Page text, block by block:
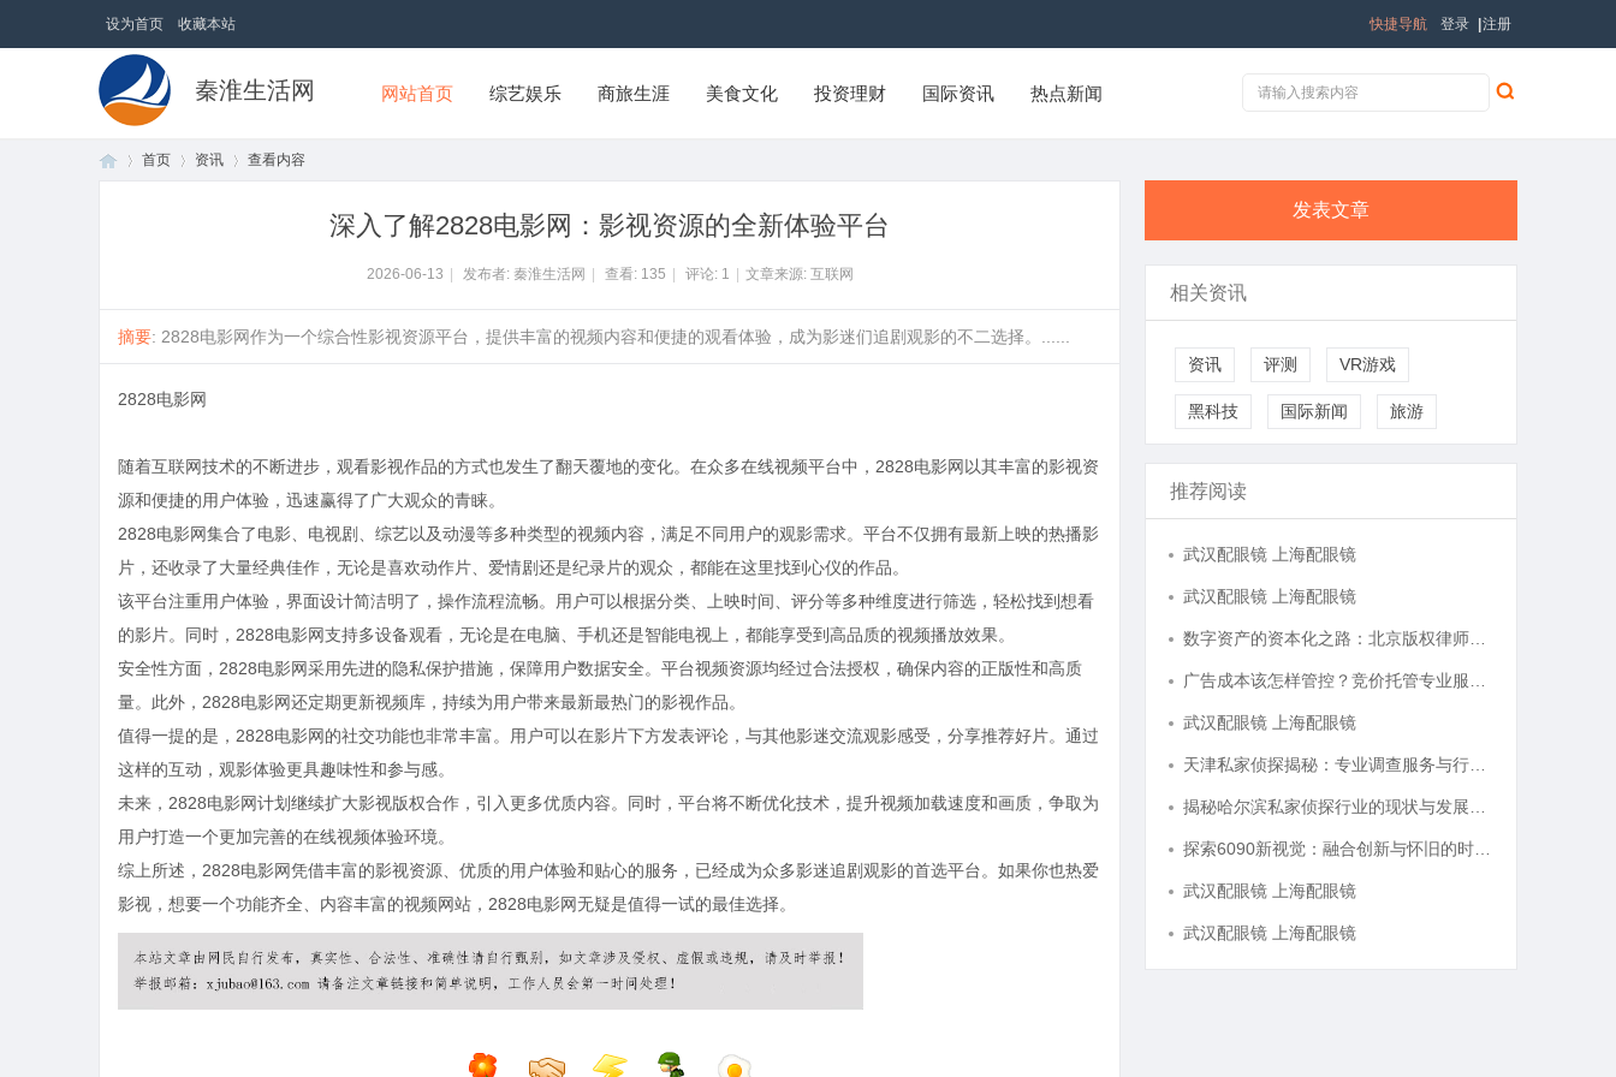
设为首页 收藏本站 登录 注册
快捷导航
秦淮生活网 网站首页 综艺娱乐 商旅生涯 美食文化 投资理财 国际资讯 热点新闻
首页 资讯 查看内容
深入了解2828电影网：影视资源的全新体验平台
2026-06-13 发布者: 秦淮生活网 查看: 135 评论: 1 文章来源: 互联网
摘要: 2828电影网作为一个综合性影视资源平台，提供丰富的视频内容和便捷的观看体验，成为影迷们追剧观影的不二选择。......
2828电影网
随着互联网技术的不断进步，观看影视作品的方式也发生了翻天覆地的变化。在众多在线视频平台中，2828电影网以其丰富的影视资
源和便捷的用户体验，迅速赢得了广大观众的青睐。
2828电影网集合了电影、电视剧、综艺以及动漫等多种类型的视频内容，满足不同用户的观影需求。平台不仅拥有最新上映的热播影
片，还收录了大量经典佳作，无论是喜欢动作片、爱情剧还是纪录片的观众，都能在这里找到心仪的作品。
该平台注重用户体验，界面设计简洁明了，操作流程流畅。用户可以根据分类、上映时间、评分等多种维度进行筛选，轻松找到想看
的影片。同时，2828电影网支持多设备观看，无论是在电脑、手机还是智能电视上，都能享受到高品质的视频播放效果。
安全性方面，2828电影网采用先进的隐私保护措施，保障用户数据安全。平台视频资源均经过合法授权，确保内容的正版性和高质
量。此外，2828电影网还定期更新视频库，持续为用户带来最新最热门的影视作品。
值得一提的是，2828电影网的社交功能也非常丰富。用户可以在影片下方发表评论，与其他影迷交流观影感受，分享推荐好片。通过
这样的互动，观影体验更具趣味性和参与感。
未来，2828电影网计划继续扩大影视版权合作，引入更多优质内容。同时，平台将不断优化技术，提升视频加载速度和画质，争取为
用户打造一个更加完善的在线视频体验环境。
综上所述，2828电影网凭借丰富的影视资源、优质的用户体验和贴心的服务，已经成为众多影迷追剧观影的首选平台。如果你也热爱
影视，想要一个功能齐全、内容丰富的视频网站，2828电影网无疑是值得一试的最佳选择。
发表文章
相关资讯
资讯 评测 VR游戏
黑科技 国际新闻 旅游
推荐阅读
武汉配眼镜 上海配眼镜
武汉配眼镜 上海配眼镜
武汉配眼镜 上海配眼镜
武汉配眼镜 上海配眼镜
武汉配眼镜 上海配眼镜